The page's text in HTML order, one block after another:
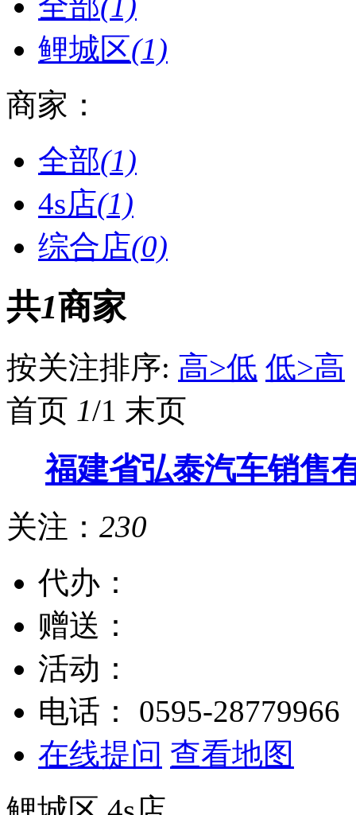
鲤城区(1)
商家：
全部(1)
4s店(1)
综合店(0)
共1商家
按关注排序: 高>低 低>高
首页 1/1 末页
福建省弘泰汽车销售
关注： 230
代办：
赠送：
活动：
电话：
0595-28779966
在线提问 查看地图